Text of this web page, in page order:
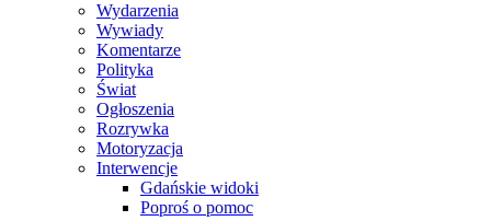
Wydarzenia
Wywiady
Komentarze
Polityka
Świat
Ogłoszenia
Rozrywka
Motoryzacja
Interwencje
Gdańskie widoki
Poproś o pomoc